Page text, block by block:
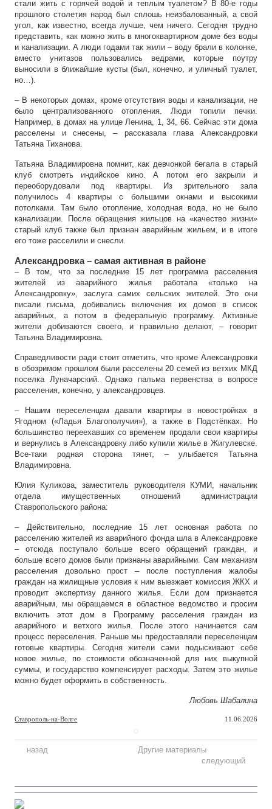
стали жить с горячей водой и теплым туалетом? В 80-е годы
прошлого столетия народ был сплошь неизбалованный, а свой
угол, как известно, всегда лучше, чем ничего. Сегодня трудно
представить, как можно жить в многоквартирном доме без воды
и канализации. А люди годами так жили – воду брали в колонке,
вместо унитазов пользовались ведрами, которые поутру
выносили в ближайшие кусты (был, конечно, и уличный туалет,
но…).
– В некоторых домах, кроме отсутствия воды и канализации, не
было централизованного отопления. Люди топили печки.
Например, в домах на улице Ленина, 1, 34, 66. Сейчас эти дома
расселены и снесены, – рассказала глава Александровки
Татьяна Тиханова.
Татьяна Владимировна помнит, как девчонкой бегала в старый
клуб смотреть индийское кино. А потом его закрыли и
переоборудовали под квартиры. Из зрительного зала
получилось 4 квартиры с большими окнами и высокими
потолками. Там было отопление, холодная вода, но не было
канализации. После обращения жильцов на «качество жизни»
старый клуб также был признан аварийным жильем, и в итоге
его тоже расселили и снесли.
Александровка – самая активная в районе
– В том, что за последние 15 лет программа расселения
жителей из аварийного жилья работала «только на
Александровку», заслуга самих сельских жителей. Это они
писали письма, добивались включения их домов в список
аварийных, а потом в федеральную программу. Активные
жители добиваются своего, и правильно делают, – говорит
Татьяна Владимировна.
Справедливости ради стоит отметить, что кроме Александровки
в обозримом прошлом были расселены 20 семей из ветхих МКД
поселка Луначарский. Однако пальма первенства в вопросе
расселения, конечно, у александровцев.
– Нашим переселенцам давали квартиры в новостройках в
Ягодном («Ладья Благополучия»), а также в Подстёпках. Но
большинство переехавших со временем продали свои квартиры
и вернулись в Александровку либо купили жилье в Жигулевске.
Все-таки родная сторона тянет, – улыбается Татьяна
Владимировна.
Юлия Куликова, заместитель руководителя КУМИ, начальник
отдела имущественных отношений администрации
Ставропольского района:
– Действительно, последние 15 лет основная работа по
расселению жителей из аварийного фонда шла в Александровке
– отсюда поступало больше всего обращений граждан, и
больше всего домов были признаны аварийными. Сам механизм
расселения довольно прост – после поступления жалобы
граждан на жилищные условия к ним выезжает комиссия ЖКХ и
проводит экспертизу данного жилья. Если дом признается
аварийным, мы обращаемся в областное ведомство и просим
включить этот дом в Программу расселения граждан из
аварийного и ветхого жилья. После этого начинается сам
процесс переселения. Раньше мы предоставляли переселенцам
готовые квартиры. Сегодня жители сами подыскивают себе
новое жилье, по стоимости обозначенной для них выкупной
суммы, и государство компенсирует расходы. Затем это жилье
можно будет оформить в собственность.
Любовь Шабалина
Ставрополь-на-Волге 11.06.2026
назад
Другие материалы
следующий